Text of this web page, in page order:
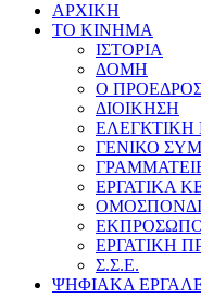
ΑΡΧΙΚΗ
ΤΟ ΚΙΝΗΜΑ
ΙΣΤΟΡΙΑ
ΔΟΜΗ
Ο
ΔΙΟΙΚΗΣΗ
ΕΛΕΓΚΤΙΚΗ
ΓΕΝΙΚΟ
ΕΡΓΑΤΙΚΑ
ΕΡΓΑΤΙΚΗ
Σ.Σ.Ε.
ΨΗΦΙΑΚΑ